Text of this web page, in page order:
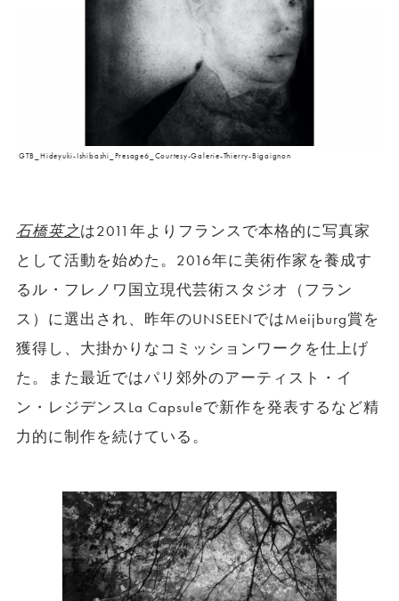
GTB_Hideyuki-Ishibashi_Presage6_Courtesy-Galerie-Thierry-Bigaignon
石橋英之は2011年よりフランスで本格的に写真家
として活動を始めた。2016年に美術作家を養成す
るル・フレノワ国立現代芸術スタジオ（フラン
ス）に選出され、昨年のUNSEENではMeijburg賞を
獲得し、大掛かりなコミッションワークを仕上げ
た。また最近ではパリ郊外のアーティスト・イ
ン・レジデンスLa Capsuleで新作を発表するなど精
力的に制作を続けている。